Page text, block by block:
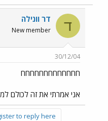
ד דר וונילה
New member
30/12/04
חחחחחחחחחחחחח
אני אמרתי את זה
to reply here.